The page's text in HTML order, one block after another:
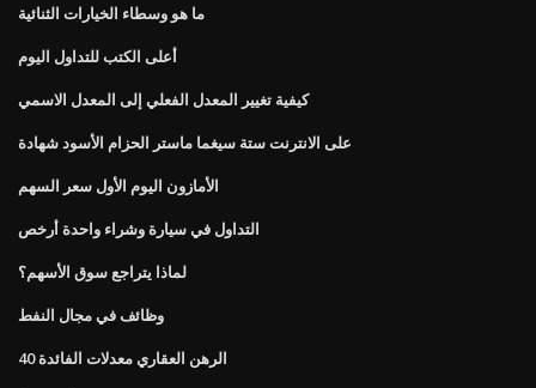
ما هو وسطاء الخيارات الثنائية
أعلى الكتب للتداول اليوم
كيفية تغيير المعدل الفعلي إلى المعدل الاسمي
على الانترنت ستة سيغما ماستر الحزام الأسود شهادة
الأمازون اليوم الأول سعر السهم
التداول في سيارة وشراء واحدة أرخص
لماذا يتراجع سوق الأسهم؟
وظائف في مجال النفط
40 الرهن العقاري معدلات الفائدة